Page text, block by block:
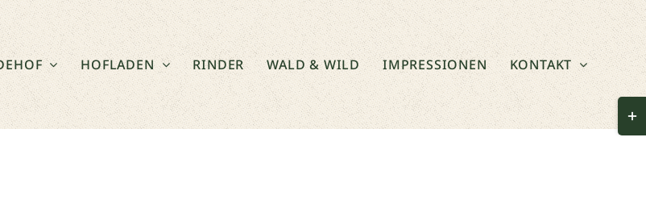
HOFLADEN RINDER WALD & WILD IMPRESSIONEN KONTAKT